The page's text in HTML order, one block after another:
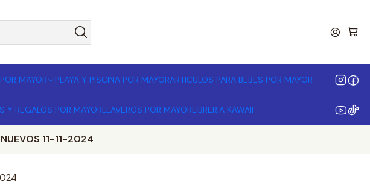
MAYOR PLAYA Y PISCINA POR MAYORARTICULOS PARA BEBES POR MAYOR
Y REGALOS POR MAYORLLAVEROS POR MAYORLIBRERIA KAWAII
11-11-2024